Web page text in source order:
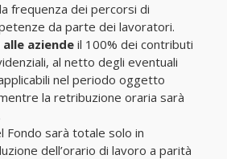
frequenza dei percorsi di
da parte dei lavoratori.
aziende il 100% dei contributi
al netto degli eventuali
nel periodo oggetto
la retribuzione oraria sarà
Fondo sarà totale solo in
dell’orario di lavoro a parità